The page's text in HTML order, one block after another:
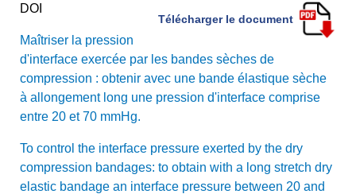
DOI
Télécharger le document
Maîtriser la pression
d'interface exercée par les bandes sèches de
compression : obtenir avec une bande élastique sèche
à allongement long une pression d'interface comprise
entre 20 et 70 mmHg.
To control the interface pressure exerted by the dry
compression bandages: to obtain with a long stretch dry
elastic bandage an interface pressure between 20 and